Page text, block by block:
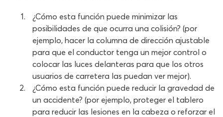
¿Cómo esta función puede minimizar las
posibilidades de que ocurra una colisión? (por
ejemplo, hacer la columna de dirección ajustable
para que el conductor tenga un mejor control o
colocar las luces delanteras para que los otros
usuarios de carretera las puedan ver mejor).
¿Cómo esta función puede reducir la gravedad de
un accidente? (por ejemplo, proteger el tablero
para reducir las lesiones en la cabeza o reforzar el